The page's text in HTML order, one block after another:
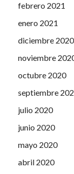
febrero 2021
enero 2021
diciembre 2020
noviembre
octubre 2020
septiembre
julio 2020
junio 2020
mayo 2020
abril 2020